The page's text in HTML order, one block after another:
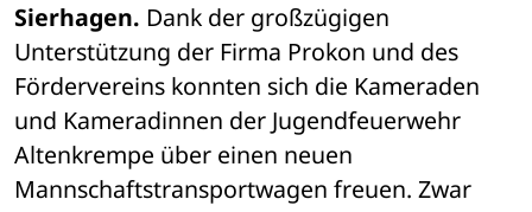
Sierhagen. Dank der großzügigen
Unterstützung der Firma Prokon und des
Fördervereins konnten sich die Kameraden
und Kameradinnen der Jugendfeuerwehr
Altenkrempe über einen neuen
Mannschaftstransportwagen freuen. Zwar